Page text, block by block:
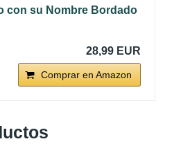
con su Nombre Bordado
28,99 EUR
Comprar en Amazon